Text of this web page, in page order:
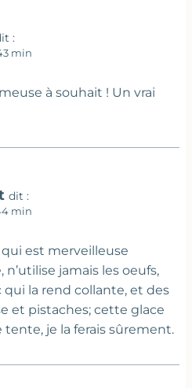
:
min
à souhait ! Un vrai
dit :
min
qui est merveilleuse
n’utilise jamais les oeufs,
la rend collante, et des
et pistaches; cette glace
je la ferais sûrement.